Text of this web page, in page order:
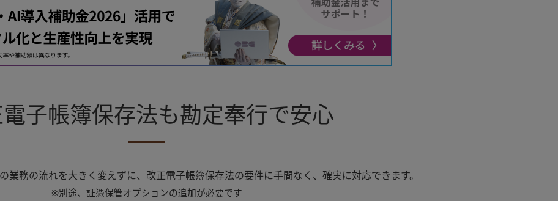
子帳簿保存法も勘定奉⾏で安心
業務の流れを大きく変えずに、改正電子帳簿保存法の要件に手間なく、確実に対応できます。
※別途、証憑保管オプションの追加が必要です